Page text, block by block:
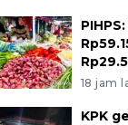
18 jam
KPK